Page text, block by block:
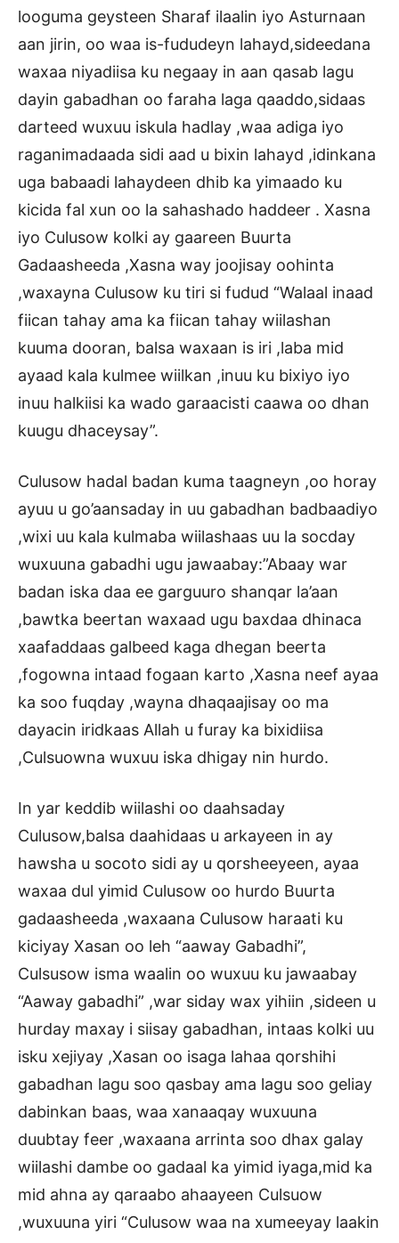
looguma geysteen Sharaf ilaalin iyo Asturnaan
aan jirin, oo waa is-fududeyn lahayd,sideedana
waxaa niyadiisa ku negaay in aan qasab lagu
dayin gabadhan oo faraha laga qaaddo,sidaas
darteed wuxuu iskula hadlay ,waa adiga iyo
raganimadaada sidi aad u bixin lahayd ,idinkana
uga babaadi lahaydeen dhib ka yimaado ku
kicida fal xun oo la sahashado haddeer . Xasna
iyo Culusow kolki ay gaareen Buurta
Gadaasheeda ,Xasna way joojisay oohinta
,waxayna Culusow ku tiri si fudud “Walaal inaad
fiican tahay ama ka fiican tahay wiilashan
kuuma dooran, balsa waxaan is iri ,laba mid
ayaad kala kulmee wiilkan ,inuu ku bixiyo iyo
inuu halkiisi ka wado garaacisti caawa oo dhan
kuugu dhaceysay”.
Culusow hadal badan kuma taagneyn ,oo horay
ayuu u go’aansaday in uu gabadhan badbaadiyo
,wixi uu kala kulmaba wiilashaas uu la socday
wuxuuna gabadhi ugu jawaabay:”Abaay war
badan iska daa ee garguuro shanqar la’aan
,bawtka beertan waxaad ugu baxdaa dhinaca
xaafaddaas galbeed kaga dhegan beerta
,fogowna intaad fogaan karto ,Xasna neef ayaa
ka soo fuqday ,wayna dhaqaajisay oo ma
dayacin iridkaas Allah u furay ka bixidiisa
,Culsuowna wuxuu iska dhigay nin hurdo.
In yar keddib wiilashi oo daahsaday
Culusow,balsa daahidaas u arkayeen in ay
hawsha u socoto sidi ay u qorsheeyeen, ayaa
waxaa dul yimid Culusow oo hurdo Buurta
gadaasheeda ,waxaana Culusow haraati ku
kiciyay Xasan oo leh “aaway Gabadhi”,
Culsusow isma waalin oo wuxuu ku jawaabay
“Aaway gabadhi” ,war siday wax yihiin ,sideen u
hurday maxay i siisay gabadhan, intaas kolki uu
isku xejiyay ,Xasan oo isaga lahaa qorshihi
gabadhan lagu soo qasbay ama lagu soo geliay
dabinkan baas, waa xanaaqay wuxuuna
duubtay feer ,waxaana arrinta soo dhax galay
wiilashi dambe oo gadaal ka yimid iyaga,mid ka
mid ahna ay qaraabo ahaayeen Culsuow
,wuxuuna yiri “Culusow waa na xumeeyay laakin